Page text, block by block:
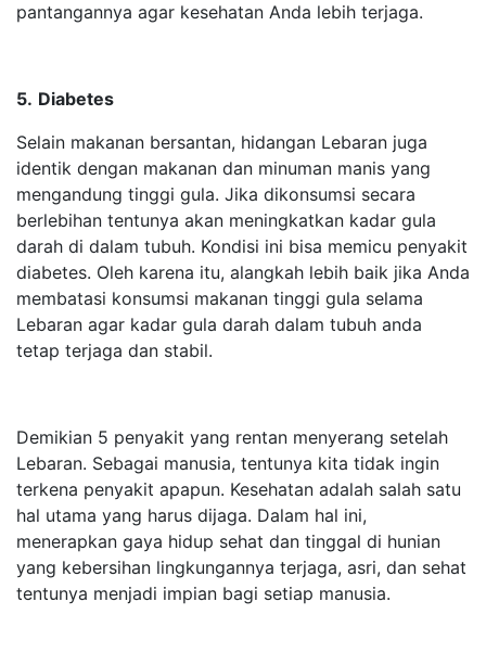
pantangannya agar kesehatan Anda lebih terjaga.
5. Diabetes
Selain makanan bersantan, hidangan Lebaran juga
identik dengan makanan dan minuman manis yang
mengandung tinggi gula. Jika dikonsumsi secara
berlebihan tentunya akan meningkatkan kadar gula
darah di dalam tubuh. Kondisi ini bisa memicu penyakit
diabetes. Oleh karena itu, alangkah lebih baik jika Anda
membatasi konsumsi makanan tinggi gula selama
Lebaran agar kadar gula darah dalam tubuh anda
tetap terjaga dan stabil.
Demikian 5 penyakit yang rentan menyerang setelah
Lebaran. Sebagai manusia, tentunya kita tidak ingin
terkena penyakit apapun. Kesehatan adalah salah satu
hal utama yang harus dijaga. Dalam hal ini,
menerapkan gaya hidup sehat dan tinggal di hunian
yang kebersihan lingkungannya terjaga, asri, dan sehat
tentunya menjadi impian bagi setiap manusia.